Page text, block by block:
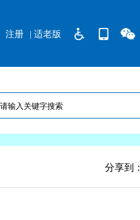
| 适老版
注册
分享到：